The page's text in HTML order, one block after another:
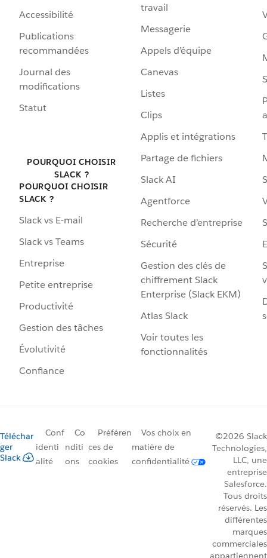
Accessibilité
Publications
recommandées
Journal des
modifications
Statut
POURQUOI CHOISIR
SLACK ?
POURQUOI CHOISIR
SLACK ?
Slack vs E-mail
Slack vs Teams
Entreprise
Petite entreprise
Productivité
Gestion des tâches
Évolutivité
Confiance
travail
Messagerie
Appels d’équipe
Canevas
Listes
Clips
Applis et intégrations
Partage de fichiers
Slack AI
Agentforce
Recherche d’entreprise
Sécurité
Gestion des clés de
chiffrement Slack
Enterprise (Slack EKM)
Atlas Slack
Voir toutes les
fonctionnalités
Téléchar
ger
Slack
Conf
identi
alité
Co
nditi
ons
Préféren
ces de
cookies
Vos choix en
matière de
confidentialité
©2026 Slack
Technologies,
LLC, une
entreprise
Salesforce.
Tous droits
réservés. Les
différentes
marques
commerciales
appartiennent